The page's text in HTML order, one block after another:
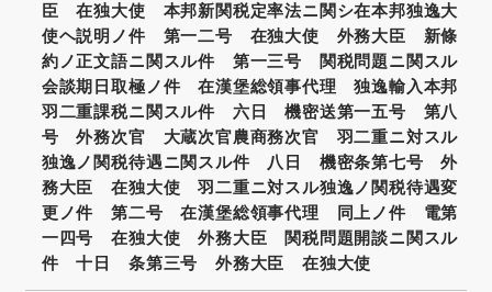
臣 在独大使 本邦新関税定率法ニ関シ在本邦独逸大
使ヘ説明ノ件 第一二号 在独大使 外務大臣 新條
約ノ正文語ニ関スル件 第一三号 関税問題ニ関スル
会談期日取極ノ件 在漢堡総領事代理 独逸輸入本邦
羽二重課税ニ関スル件 六日 機密送第一五号 第八
号 外務次官 大蔵次官農商務次官 羽二重ニ対スル
独逸ノ関税待遇ニ関スル件 八日 機密条第七号 外
務大臣 在独大使 羽二重ニ対スル独逸ノ関税待遇変
更ノ件 第二号 在漢堡総領事代理 同上ノ件 電第
一四号 在独大使 外務大臣 関税問題開談ニ関スル
件 十日 条第三号 外務大臣 在独大使